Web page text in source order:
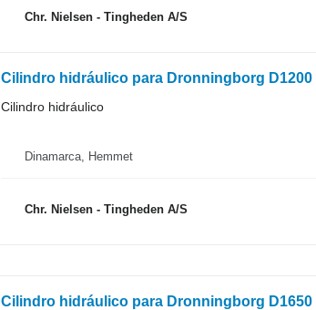
Chr. Nielsen - Tingheden A/S
Cilindro hidráulico para Dronningborg
Cilindro hidráulico
Dinamarca, Hemmet
Chr. Nielsen - Tingheden A/S
Cilindro hidráulico para Dronningborg